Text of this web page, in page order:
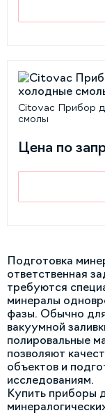
Citovac Прибор
смолы
Цена по
Подготовка
ответственная
требуются
минералы
фазы. Обычно
вакуумной
полировальные
позволяют
объектов и
исследованиям.
Купить приборы